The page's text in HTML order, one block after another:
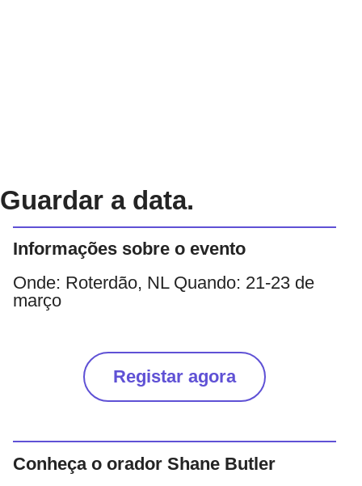
Guardar a data.
Informações sobre o evento
Onde: Roterdão, NL Quando: 21-23 de
março
Registar agora
Conheça o orador Shane Butler